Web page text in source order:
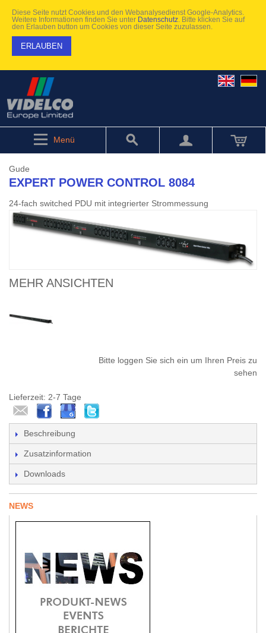
Diese Seite nutzt Cookies und den Webanalysedienst Google-Analytics.
Weitere Informationen finden Sie unter Datenschutz . Bitte klicken Sie auf
den Erlauben button um Cookies von dieser Seite zuzulassen.
ERLAUBEN
Menü
Gude
EXPERT POWER CONTROL 8084
24-fach switched PDU mit integrierter Strommessung
MEHR ANSICHTEN
Bitte loggen Sie sich ein um Ihren Preis zu
sehen
Lieferzeit: 2-7 Tage
Beschreibung
Zusatzinformation
Downloads
NEWS